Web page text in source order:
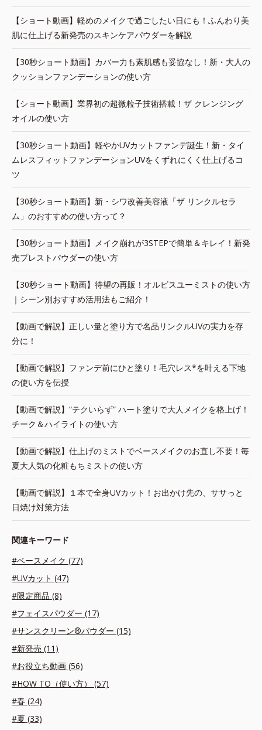
【ショート動画】軽めのメイクで過ごしたい日にも！ふんわり美
肌に仕上げる新発売のスキンケアパウダーを解説
【30秒ショート動画】カバー力も素肌感も妥協なし！新・大人の
クッションファンデーションの使い方
【ショート動画】業界初の超微粒子技術搭載！ザ クレンジング
オイルの使い方
【30秒ショート動画】軽やかUVカットファンデ誕生！新・タイ
ムレスフィットファンデーションUVをくずれにくく仕上げるコ
ツ
【30秒ショート動画】新・シワ改善美容液「ザ リンクルセラ
ム」のおすすめの使い方って？
【30秒ショート動画】メイク崩れが3STEPで簡単＆キレイ！新発
売プレストパウダーの使い方
【30秒ショート動画】待望の再販！オルビスユーミストの使い方
｜シーン別おすすめ活用法もご紹介！
【動画で解説】正しい量と塗り方で名品リンクルUVの実力を存
分に！
【動画で解説】ファンデ前にひと塗り！毛穴レス*を叶える下地
の使い方を伝授
【動画で解説】“テクいらず” ハート塗りで大人メイクを格上げ！
チーク＆ハイライトの使い方
【動画で解説】仕上げのミストでベースメイクのお直し不要！毎
夏大人気の化粧もちミストの使い方
【動画で解説】１本で全身UVカット！お出かけ先の、ササっと
日焼け対策方法
関連キーワード
#ベースメイク (77)
#UVカット (47)
#限定商品 (8)
#フェイスパウダー (17)
#サンスクリーン®パウダー (15)
#新発売 (11)
#お役立ち動画 (56)
#HOW TO（使い方） (57)
#春 (24)
#夏 (33)